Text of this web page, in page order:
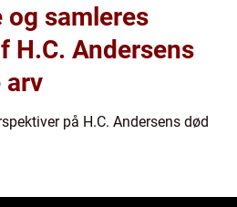
og samleres
H.C. Andersens
arv
på H.C. Andersens død